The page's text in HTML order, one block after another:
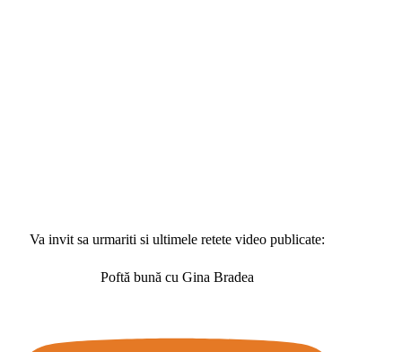
Va invit sa urmariti si ultimele retete video publicate:
Poftă bună cu Gina Bradea